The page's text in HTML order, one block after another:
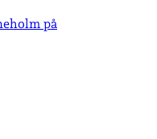
på